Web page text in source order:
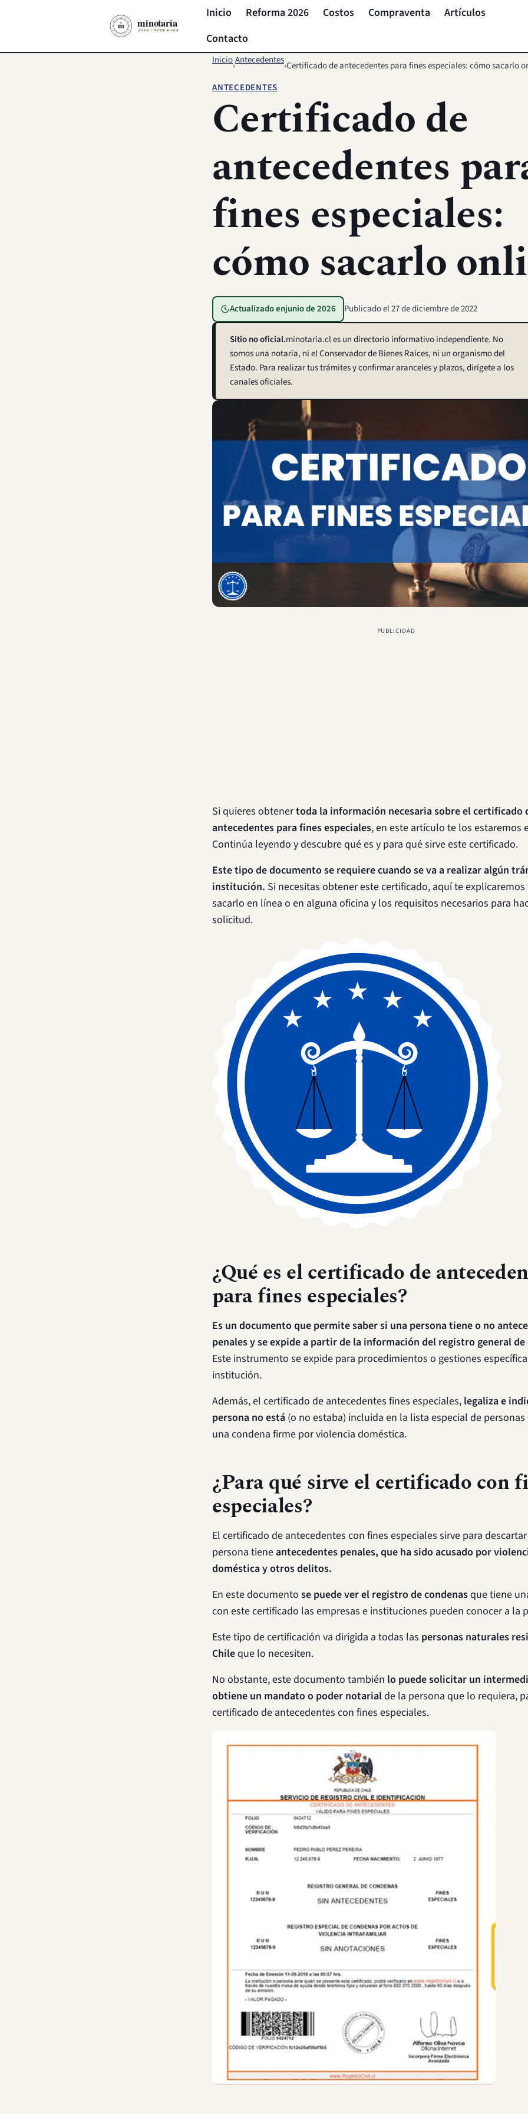
Inicio Reforma 2026 Costos Compraventa
Artículos
Contacto
Inicio›Antecedentes›Certificado de antecedentes para fines especiales: cómo sacarlo
ANTECEDENTES
Certificado de
antecedentes
fines especiales:
cómo sacarlo
Actualizado enjunio de 2026 Publicado el27 de diciembre de 2022
Sitio no oficial.minotaria.cl es un directorio informativo independiente. No
somos una notaría, ni el Conservador de Bienes Raíces, ni un organismo del
Estado. Para realizar tus trámites y confirmar aranceles y plazos, dirígete a los
canales oficiales.
PUBLICIDAD
Si quieres obtenertoda la información necesaria sobre el certificado
antecedentes para fines especiales, en este artículo te los estaremos
Continúa leyendo y descubre qué es y para qué sirve este certificado.
Este tipo de documento se requiere cuando se va a realizar algún
institución. Si necesitas obtener este certificado, aquí te
sacarlo en línea o en alguna oficina y los requisitos necesarios para
solicitud.
¿Qué es el certificado de
para fines especiales?
Es un documento que permite saber si una persona tiene o no
penales y se expide a partir de la información del registro general de
Este instrumento se expide para procedimientos o gestiones
institución.
Además, el certificado de antecedentes fines especiales, legaliza e
persona no está (o no estaba) incluida en la lista especial de
una condena firme por violencia doméstica.
¿Para qué sirve el certificado con
especiales?
El certificado de antecedentes con fines especiales sirve para
persona tieneantecedentes penales, que ha sido acusado por
doméstica y otros delitos.
En este documento se puede ver el registro de condenasque tiene
con este certificado las empresas e instituciones pueden conocer a la
Este tipo de certificación va dirigida a todas las personas naturales
Chileque lo necesiten.
No obstante, este documento también lo puede solicitar un
obtiene un mandato o poder notarialde la persona que lo requiera,
certificado de antecedentes con fines especiales.